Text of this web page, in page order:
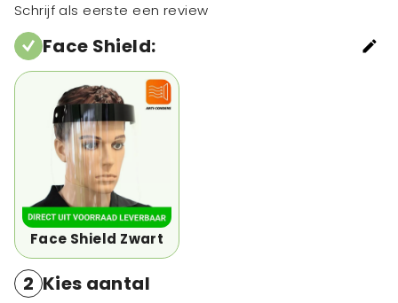
Schrijf als eerste een review
Face Shield:
Face Shield Zwart
2 Kies aantal